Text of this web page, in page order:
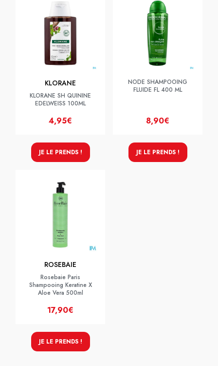
KLORANE
KLORANE SH QUININE
EDELWEISS 100ML
4,95€
JE LE PRENDS !
NODE SHAMPOOING
FLUIDE FL 400 ML
8,90€
JE LE PRENDS !
ROSEBAIE
Rosebaie Paris
Shampooing Keratine X
Aloe Vera 500ml
17,90€
JE LE PRENDS !